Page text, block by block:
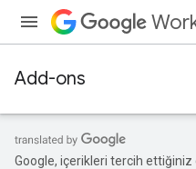
Add-ons
Google, içerikleri tercih